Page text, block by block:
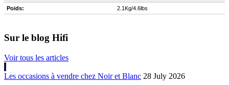
Poids: 2.1Kg/4.6lbs
Sur le blog Hifi
Voir tous les articles
Les occasions à vendre chez Noir et Blanc 28 July 2026